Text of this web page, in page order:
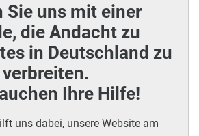
Sie uns mit einer
die Andacht zu
in Deutschland zu
verbreiten.
Ihre Hilfe!
uns dabei, unsere Website am